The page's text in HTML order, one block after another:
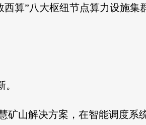
算”八大枢纽节点算力设施
山解决方案，在智能调度系